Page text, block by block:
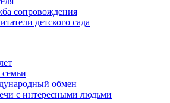
сопровождения
детского сада
обмен
с интересными людьми